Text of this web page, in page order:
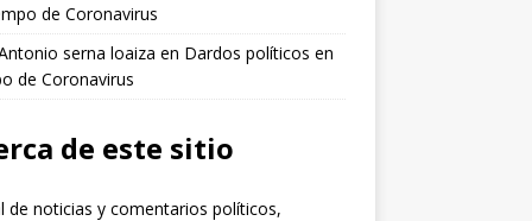
de Coronavirus
serna loaiza en Dardos políticos en
de Coronavirus
de este sitio
de noticias y comentarios políticos,